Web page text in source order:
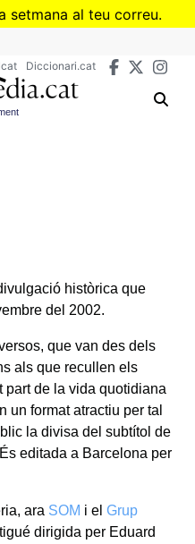
setmana al teu correu.
de Divulcat
Diccionari.cat
històrica que
del 2002.
que van des dels
als que recullen els
part de la vida quotidiana
un format atractiu per tal
la divisa del subtítol de
editada a Barcelona per
ara SOM i el Grup
dirigida per Eduard